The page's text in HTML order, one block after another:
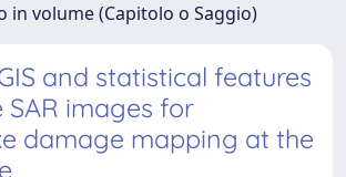
in volume (Capitolo o Saggio)
and statistical features
images for
damage mapping at the